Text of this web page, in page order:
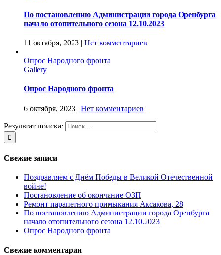
По постановлению Администрации города Оренбурга
начало отопительного сезона 12.10.2023
11 октября, 2023 | Нет комментариев
Опрос Народного фронта
Gallery
Опрос Народного фронта
6 октября, 2023 | Нет комментариев
Результат поиска:
Свежие записи
Поздравляем с Днём Победы в Великой Отечественной
войне!
Постановление об окончание ОЗП
Ремонт парапетного примыкания Аксакова, 28
По постановлению Администрации города Оренбурга
начало отопительного сезона 12.10.2023
Опрос Народного фронта
Свежие комментарии